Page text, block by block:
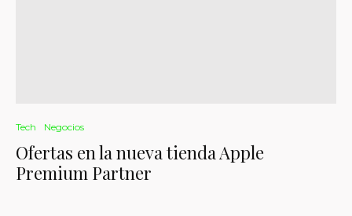
Tech Negocios
Ofertas en la nueva tienda Apple
Premium Partner